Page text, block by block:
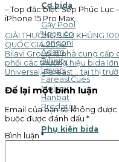
Cơ bida
Gậy Pool
Ngọn cơ
Longoni
Adam
Billinity
Layani
FareastCues
Molinari
Hanbat
Predator
Phụ kiện bida
– Top đặc biệt: Sếp Phúc Lục
iPhone 15 Pro Max.
GIẢI THƯỞNG SIÊU KHỦNG
QUỐC GIA 2024!
Bilavi Group là nhà cung cấp
phối các thương hiệu bida
Universal, Fareast… tại thị
Để lại một bình luận
Email của bạn sẽ không
buộc được đánh dấu *
Bình luận *